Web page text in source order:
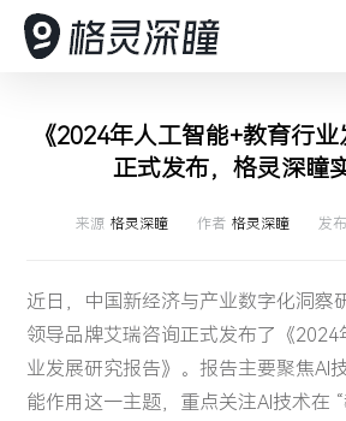
首页
坚持创新，持续探索，引领人工智能
深瞳大脑 多模
深瞳产品
格灵深瞳为众多企业提供AI赋能的数
解决方案
AI 赋能产业数字化变革
客户案例
《2024年人工智能+教育行业
正式发布，格灵深瞳
来源 格灵深瞳 作者 格灵深瞳 发
近日，中国新经济与产业数字化洞察
领导品牌艾瑞咨询正式发布了《2024
业发展研究报告》。报告主要聚焦AI
能作用这一主题，重点关注AI技术在